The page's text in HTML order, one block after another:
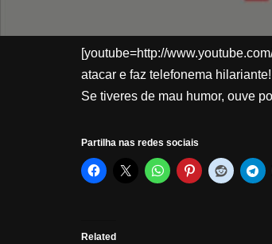
[youtube=http://
atacar e faz telefonema hilariante!
Se tiveres de mau humor, ouve
Partilha nas redes sociais
Related